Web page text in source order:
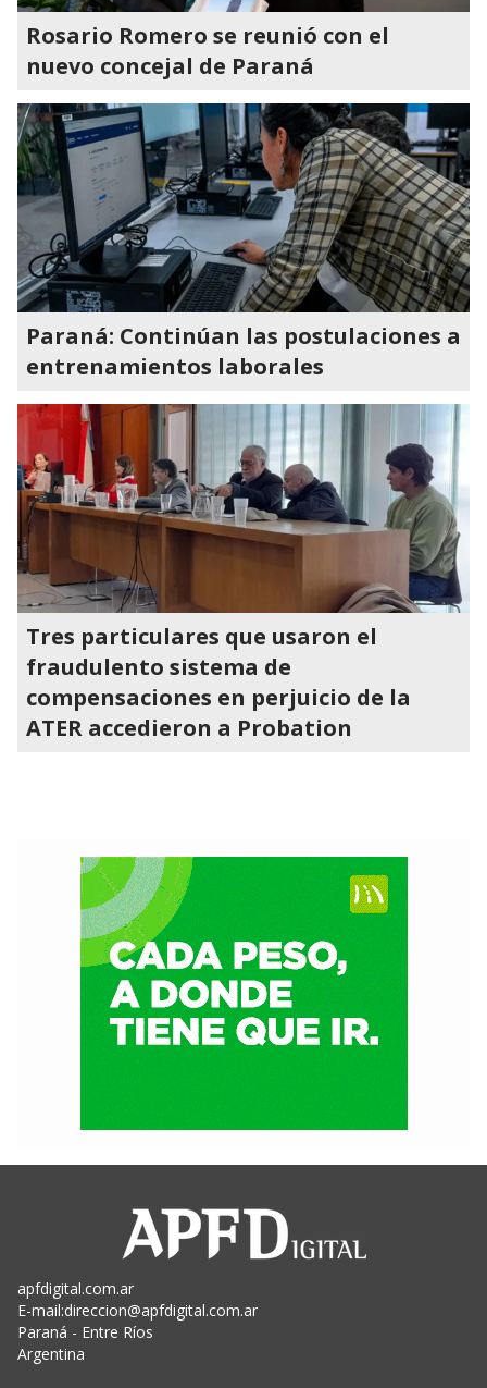
Rosario Romero se reunió con el
nuevo concejal de Paraná
Paraná: Continúan las postulaciones a
entrenamientos laborales
Tres particulares que usaron el
fraudulento sistema de
compensaciones en perjuicio de la
ATER accedieron a Probation
apfdigital.com.ar
E-mail:direccion@apfdigital.com.ar
Paraná - Entre Ríos
Argentina